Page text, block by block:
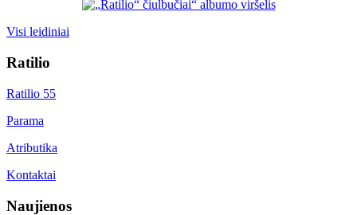
Visi leidiniai
Ratilio
Ratilio 55
Parama
Atributika
Kontaktai
Naujienos